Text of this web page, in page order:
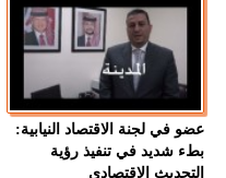
عضو في لجنة الاقتصاد النيابية:
بطء شديد في تنفيذ رؤية
التحديث الاقتصادي